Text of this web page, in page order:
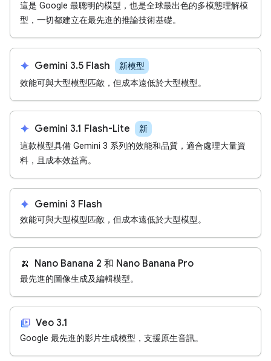
這是 Google 最聰明的模型，也是全球最出色的多模態理解模
型，一切都建立在最先進的推論技術基礎。
spark Gemini 3.5 Flash 新模型
效能可與大型模型匹敵，但成本遠低於大型模型。
spark Gemini 3.1 Flash-Lite 新
這款模型具備 Gemini 3 系列的效能和品質，適合處理大量資
料，且成本效益高。
spark Gemini 3 Flash
效能可與大型模型匹敵，但成本遠低於大型模型。
🍌 Nano Banana 2 和 Nano Banana Pro
最先進的圖像生成及編輯模型。
video_library Veo 3.1
Google 最先進的影片生成模型，支援原生音訊。